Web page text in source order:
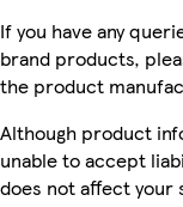
If you have any
brand products,
the product
Although product
unable to accept
does not affect your